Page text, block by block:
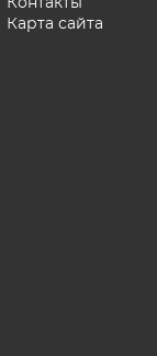
Контакты
Карта сайта